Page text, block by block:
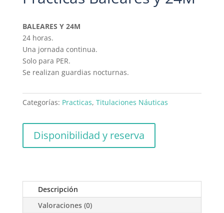
BALEARES Y 24M
24 horas.
Una jornada continua.
Solo para PER.
Se realizan guardias nocturnas.
Categorías: Practicas, Titulaciones Náuticas
Disponibilidad y reserva
Descripción
Valoraciones (0)